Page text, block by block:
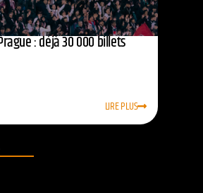
: déjà 30 000 billets
LIRE PLUS